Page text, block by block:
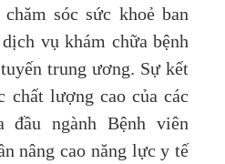
sóc sức khoẻ ban
vụ khám chữa bệnh
trung ương. Sự kết
chất lượng cao của các
đầu ngành Bệnh viên
nâng cao năng lực y tế